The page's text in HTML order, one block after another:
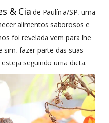
& Cia de Paulínia/SP, uma
alimentos saborosos e
foi revelada vem para lhe
sim, fazer parte das suas
seguindo uma dieta.